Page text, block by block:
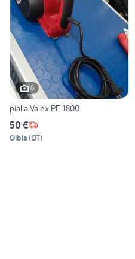
6
pialla Valex PE 1800
50 €
Olbia (OT)